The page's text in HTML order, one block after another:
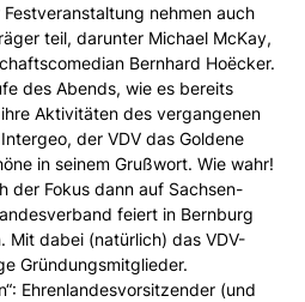
nehmen auch
teil, darunter Michael McKay,
Bernhard Hoëcker.
des Abends, wie es bereits
Aktivitäten des vergangenen
der VDV das Goldene
in seinem Grußwort. Wie wahr!
der Fokus dann auf Sachsen-
feiert in Bernburg
Mit dabei (natürlich) das VDV-
Gründungsmitglieder.
Ehrenlandesvorsitzender (und